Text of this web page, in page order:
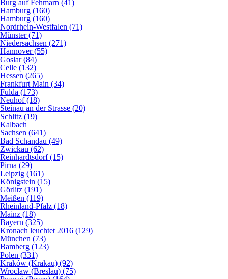
Burg auf Fehmarn (41)
Hamburg (160)
Hamburg (160)
Nordrhein-Westfalen (71)
Münster (71)
Niedersachsen (271)
Hannover (55)
Goslar (84)
Celle (132)
Hessen (265)
Frankfurt Main (34)
Fulda (173)
Neuhof (18)
Steinau an der Strasse (20)
Schlitz (19)
Kalbach
Sachsen (641)
Bad Schandau (49)
Zwickau (62)
Reinhardtsdorf (15)
Pirna (29)
Leipzig (161)
Königstein (15)
Görlitz (191)
Meißen (119)
Rheinland-Pfalz (18)
Mainz (18)
Bayern (325)
Kronach leuchtet 2016 (129)
München (73)
Bamberg (123)
Polen (331)
Kraków (Krakau) (92)
Wrocław (Breslau) (75)